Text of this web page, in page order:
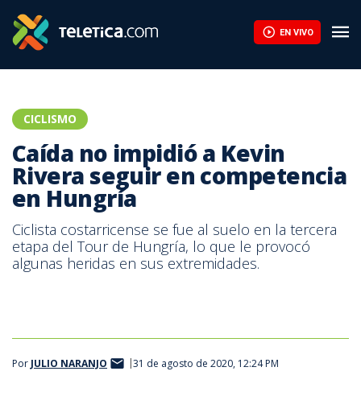
EN VIVO
CICLISMO
Caída no impidió a Kevin
Rivera seguir en competencia
en Hungría
Ciclista costarricense se fue al suelo en la tercera
etapa del Tour de Hungría, lo que le provocó
algunas heridas en sus extremidades.
Por JULIO NARANJO 31 de agosto de 2020, 12:24 PM